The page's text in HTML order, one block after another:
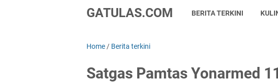
GATULAS.COM BERITA TERKINI
Home / Berita terkini
Satgas Pamtas Yonarmed